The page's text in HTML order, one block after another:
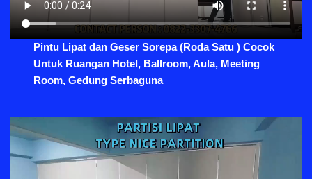
Pintu Lipat dan Geser Sorepa (Roda Satu ) Cocok
Untuk Ruangan Hotel, Ballroom, Aula, Meeting
Room, Gedung Serbaguna